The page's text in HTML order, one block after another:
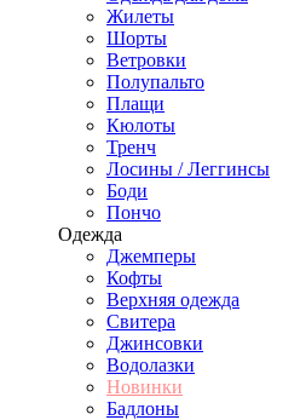
Жилеты
Шорты
Ветровки
Полупальто
Плащи
Кюлоты
Тренч
Лосины / Леггинсы
Боди
Пончо
Одежда
Джемперы
Кофты
Верхняя одежда
Свитера
Джинсовки
Водолазки
Новинки
Бадлоны